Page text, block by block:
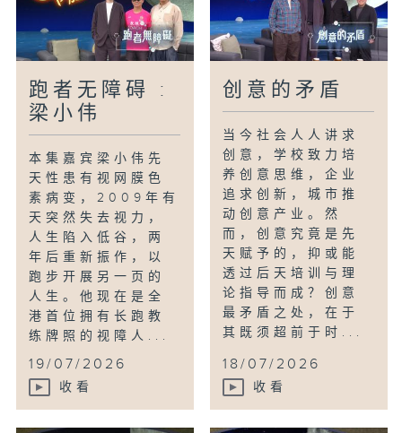
跑者无障碍 :
梁小伟
本集嘉宾梁小伟先
天性患有视网膜色
素病变，2009年有
天突然失去视力，
人生陷入低谷，两
年后重新振作，以
跑步开展另一页的
人生。他现在是全
港首位拥有长跑教
练牌照的视障人...
19/07/2026
收看
创意的矛盾
当今社会人人讲求
创意，学校致力培
养创意思维，企业
追求创新，城市推
动创意产业。然
而，创意究竟是先
天赋予的，抑或能
透过后天培训与理
论指导而成？创意
最矛盾之处，在于
其既须超前于时...
18/07/2026
收看